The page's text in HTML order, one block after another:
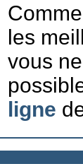
les
vous
ligne